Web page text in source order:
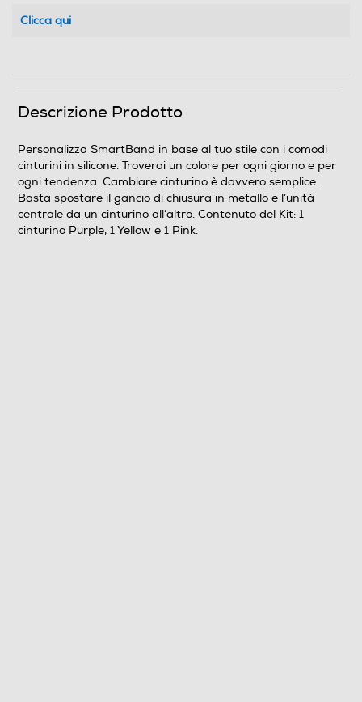
Clicca qui
Descrizione Prodotto
Personalizza SmartBand in base al tuo stile con i comodi
cinturini in silicone. Troverai un colore per ogni giorno e per
ogni tendenza. Cambiare cinturino è davvero semplice.
Basta spostare il gancio di chiusura in metallo e l’unità
centrale da un cinturino all’altro. Contenuto del Kit: 1
cinturino Purple, 1 Yellow e 1 Pink.